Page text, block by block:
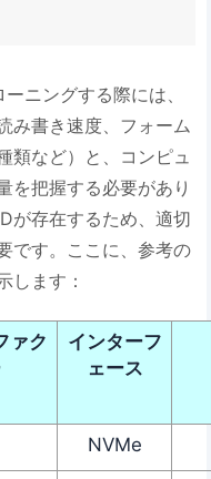
ニングする際には、
み書き速度、フォーム
類など）と、コンピュ
を把握する必要があり
が存在するため、適切
です。ここに、参考の
します：
ァク
インターフ
ェース
NVMe